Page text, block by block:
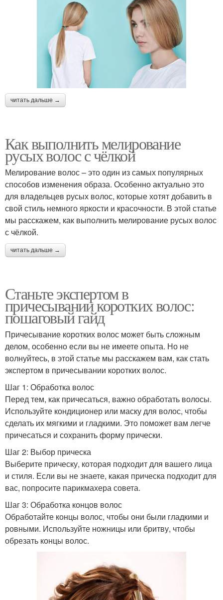
читать дальше →
Как выполнить мелирование
русых волос с чёлкой
Мелирование волос – это один из самых популярных
способов изменения образа. Особенно актуально это
для владельцев русых волос, которые хотят добавить в
свой стиль немного яркости и красочности. В этой статье
мы расскажем, как выполнить мелирование русых волос
с чёлкой.
читать дальше →
Станьте экспертом в
причесывании коротких волос:
пошаговый гайд
Причесывание коротких волос может быть сложным
делом, особенно если вы не имеете опыта. Но не
волнуйтесь, в этой статье мы расскажем вам, как стать
экспертом в причесывании коротких волос.
Шаг 1: Обработка волос
Перед тем, как причесаться, важно обработать волосы.
Используйте кондиционер или маску для волос, чтобы
сделать их мягкими и гладкими. Это поможет вам легче
причесаться и сохранить форму прически.
Шаг 2: Выбор прическа
Выберите прическу, которая подходит для вашего лица
и стиля. Если вы не знаете, какая прическа подходит для
вас, попросите парикмахера совета.
Шаг 3: Обработка концов волос
Обработайте концы волос, чтобы они были гладкими и
ровными. Используйте ножницы или бритву, чтобы
обрезать концы волос.